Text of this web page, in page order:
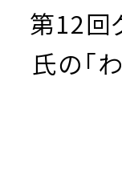
第12回
氏の「